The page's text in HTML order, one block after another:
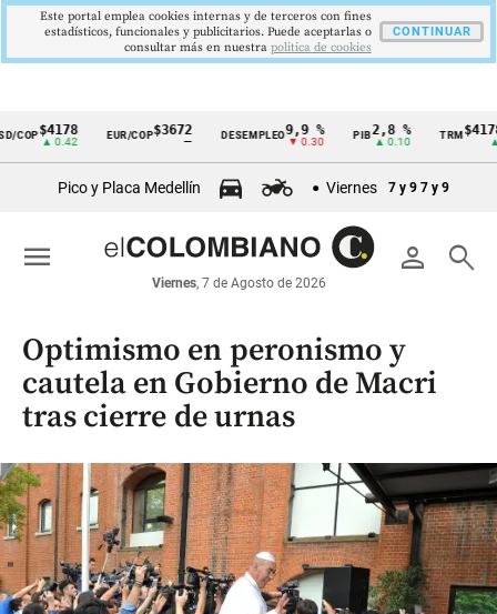
Cintillo
económicos
Colombia
$4178
▲ 0.42
EUR/COP$3672 DESEMPLEO9,9 %
▼ 0.30
2,8 %
▲ 0.10
TRM
▲
Pico y Placa Medellín Viernes 7 y 9 7 y 9
person search
Viernes, 7 de Agosto de 2026
menu
Optimismo en peronismo y
cautela en Gobierno de Macri
tras cierre de urnas
Este portal emplea cookies internas y de terceros con fines
estadísticos, funcionales y publicitarios. Puede aceptarlas o
consultar más en nuestra politica de cookies
CONTINUAR